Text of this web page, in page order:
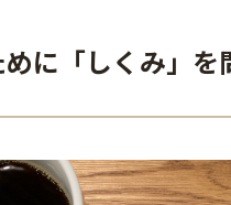
に「しくみ」を